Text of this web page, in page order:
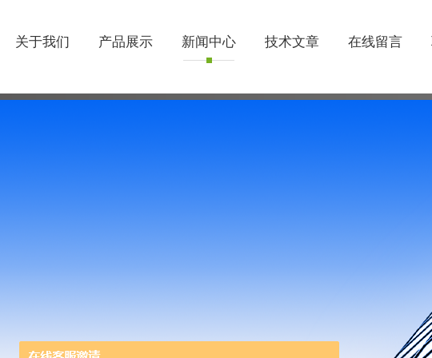
关于我们 产品展示 新闻中心 技术文章 在线留言